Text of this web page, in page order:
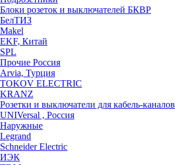
Блоки розеток и выключателей БКВР
БелТИЗ
Makel
EKF, Китай
SPL
Прочие Россия
Arvia, Турция
TOKOV ELECTRIC
KRANZ
Розетки и выключатели для кабель-каналов
UNIVersal , Россия
Наружные
Legrand
Schneider Electric
ИЭК